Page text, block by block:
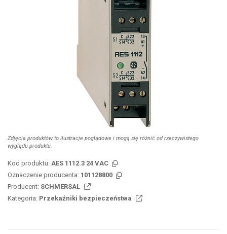
Zdjęcia produktów to ilustracje poglądowe i mogą się różnić od rzeczywistego
wyglądu produktu.
Kod produktu: AES 1112.3 24 VAC
Oznaczenie producenta: 101128800
Producent: SCHMERSAL
Kategoria: Przekaźniki bezpieczeństwa